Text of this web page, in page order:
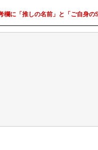
に「推しの名前」と「ご自身の